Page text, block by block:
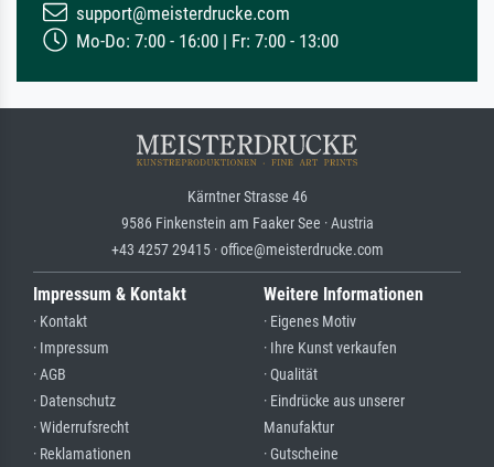
support@meisterdrucke.com
Mo-Do: 7:00 - 16:00 | Fr: 7:00 - 13:00
Kärntner Strasse 46
9586 Finkenstein am Faaker See · Austria
+43 4257 29415 · office@meisterdrucke.com
Impressum & Kontakt
· Kontakt
· Impressum
· AGB
· Datenschutz
· Widerrufsrecht
· Reklamationen
Weitere Informationen
· Eigenes Motiv
· Ihre Kunst verkaufen
· Qualität
· Eindrücke aus unserer
Manufaktur
· Gutscheine